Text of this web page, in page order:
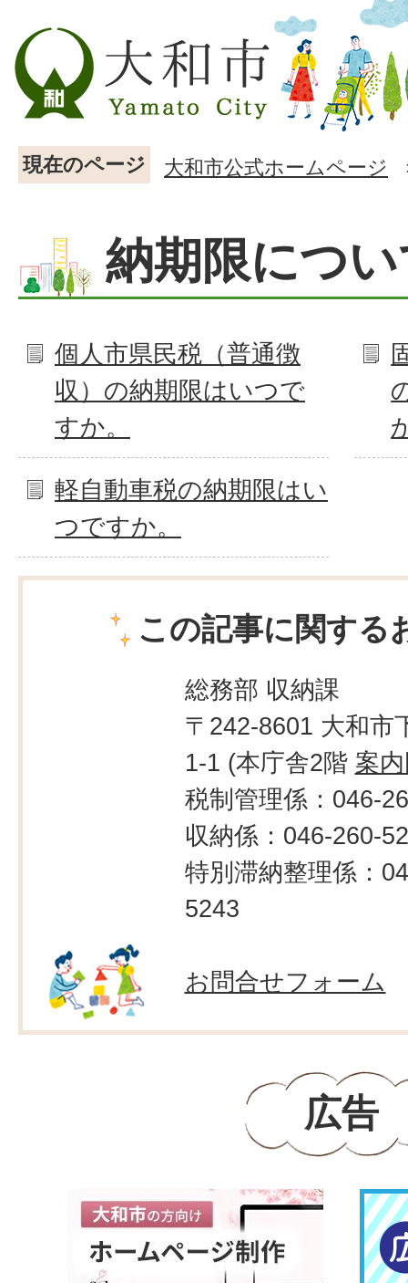
現在のページ 大和市公式ホームページ
納期限につ
個人市県民税（普通徴
収）の納期限はいつで
すか。
軽自動車税の納期限はい
つですか。
この記事に関する
総務部 収納課
〒242-8601 大和市
1-1 (本庁舎2階 案
税制管理係：046-
収納係：046-260-
特別滞納整理係：
5243
お問合せフォーム
広告